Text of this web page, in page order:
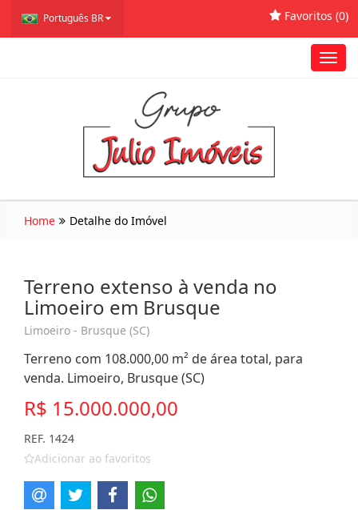
Português BR Favoritos (0)
Home Detalhe do Imóvel
Terreno extenso à venda no
Limoeiro em Brusque
Limoeiro - Brusque (SC)
Terreno com 108.000,00 m² de área total, para
venda. Limoeiro, Brusque (SC)
R$ 15.000.000,00
REF. 1424
Adicionar ao favoritos